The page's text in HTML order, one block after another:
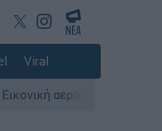
Viral
ανάμεσα σε